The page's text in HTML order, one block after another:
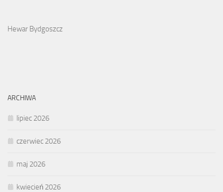
Hewar Bydgoszcz
ARCHIWA
lipiec 2026
czerwiec 2026
maj 2026
kwiecień 2026